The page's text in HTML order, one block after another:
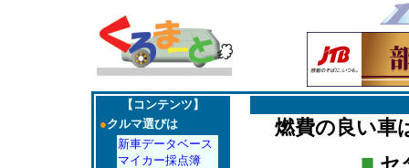
【コンテンツ】
●クルマ選びは
新車データベース
マイカー採点簿
燃費の良い車
■